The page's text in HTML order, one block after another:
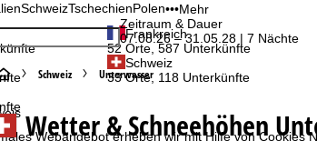
Webangebot erheben wir mit Hilfe von Cookies
SchweizTschechienPolen•••Mehr
Frankreich
52 Orte, 587 Unterkünfte
Schweiz
33 Orte, 118 Unterkünfte
Zeitraum & Dauer
07.08.26 – 31.05.28 | 7 Nächte
S
t
Schweiz Unterwasser
Wetter & Schneehöhen